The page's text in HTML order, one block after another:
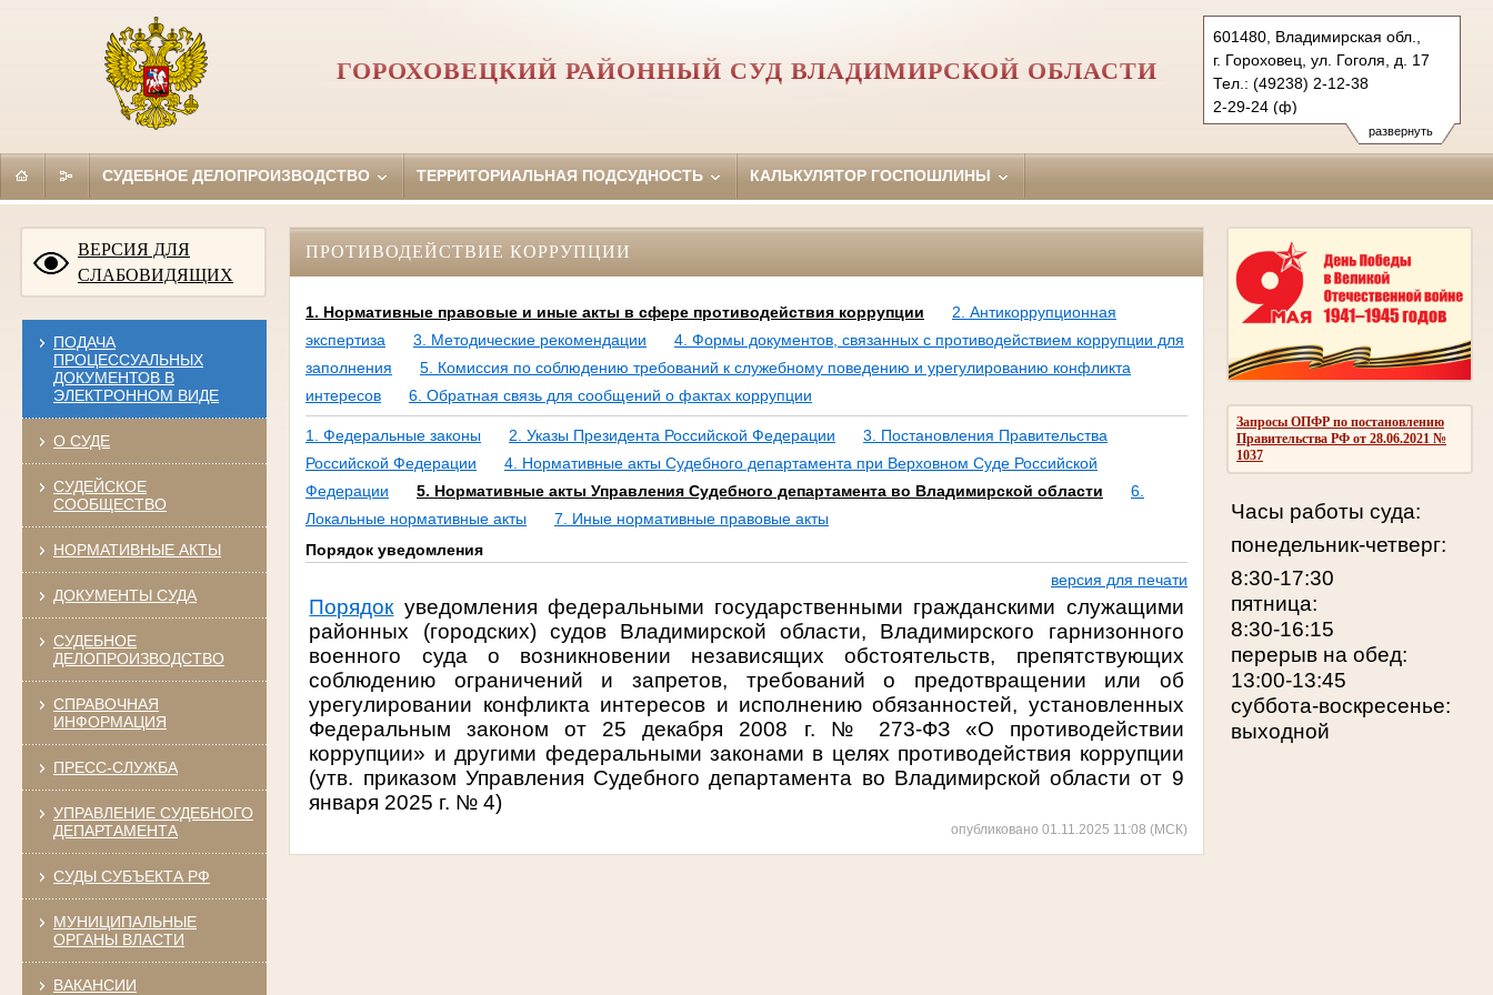
развернуть
601480, Владимирская обл.,
г. Гороховец, ул. Гоголя, д. 17
Тел.: (49238) 2-12-38
2-29-24 (ф)
gorohovecky.wld@sudrf.ru
ГОРОХОВЕЦКИЙ РАЙОННЫЙ СУД ВЛАДИМИРСКОЙ ОБЛАСТИ
СУДЕБНОЕ ДЕЛОПРОИЗВОДСТВО ТЕРРИТОРИАЛЬНАЯ ПОДСУДНОСТЬ КАЛЬКУЛЯТОР ГОСПОШЛИНЫ
ВЕРСИЯ ДЛЯ
СЛАБОВИДЯЩИХ
ПОДАЧА
ПРОЦЕССУАЛЬНЫХ
ДОКУМЕНТОВ В
ЭЛЕКТРОННОМ ВИДЕ
О СУДЕ
СУДЕЙСКОЕ
СООБЩЕСТВО
НОРМАТИВНЫЕ АКТЫ
ДОКУМЕНТЫ СУДА
СУДЕБНОЕ
ДЕЛОПРОИЗВОДСТВО
СПРАВОЧНАЯ
ИНФОРМАЦИЯ
ПРЕСС-СЛУЖБА
УПРАВЛЕНИЕ СУДЕБНОГО
ДЕПАРТАМЕНТА
СУДЫ СУБЪЕКТА РФ
МУНИЦИПАЛЬНЫЕ
ОРГАНЫ ВЛАСТИ
ВАКАНСИИ
Запросы ОПФР по постановлению
Правительства РФ от 28.06.2021 №
1037
Часы работы суда:
понедельник-четверг:
8:30-17:30
пятница:
8:30-16:15
перерыв на обед:
13:00-13:45
суббота-воскресенье:
выходной
ПРОТИВОДЕЙСТВИЕ КОРРУПЦИИ
1. Нормативные правовые и иные акты в сфере противодействия коррупции
2. Антикоррупционная
экспертиза
3. Методические рекомендации
4. Формы документов, связанных с противодействием коррупции для
заполнения
5. Комиссия по соблюдению требований к служебному поведению и урегулированию конфликта
интересов
6. Обратная связь для сообщений о фактах коррупции
1. Федеральные законы 2. Указы Президента Российской Федерации
3. Постановления Правительства
Российской Федерации
4. Нормативные акты Судебного департамента при Верховном Суде Российской
Федерации
5. Нормативные акты Управления Судебного департамента во Владимирской области
6.
Локальные нормативные акты
7. Иные нормативные правовые акты
Порядок уведомления
версия для печати
Порядокуведомления федеральными государственными гражданскими служащими
районных (городских) судов Владимирской области, Владимирского гарнизонного
военного суда о возникновении независящих обстоятельств, препятствующих
соблюдению ограничений и запретов, требований о предотвращении или об
урегулировании конфликта интересов и исполнению обязанностей, установленных
Федеральным законом от 25 декабря 2008 г. № 273-ФЗ «О противодействии
коррупции» и другими федеральными законами в целях противодействия коррупции
(утв. приказом Управления Судебного департамента во Владимирской области от 9
января 2025 г. № 4)
опубликовано 01.11.2025 11:08 (МСК)